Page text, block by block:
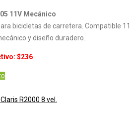
11V Mecánico
bicicletas de carretera. Compatible 11
y diseño duradero.
$236